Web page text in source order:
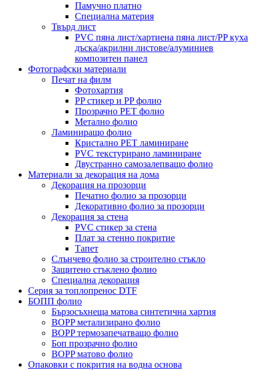
Памучно платно
Специална материя
Твърд лист
PVC пяна лист/хартиена пяна лист/PP куха
дъска/акрилни листове/алуминиев
композитен панел
Фотографски материали
Печат на филм
Фотохартия
PP стикер и PP фолио
Прозрачно PET фолио
Метално фолио
Ламиниращо фолио
Кристално PET ламиниране
PVC текстурирано ламиниране
Двустранно самозалепващо фолио
Материали за декорация на дома
Декорация на прозорци
Печатно фолио за прозорци
Декоративно фолио за прозорци
Декорация за стена
PVC стикер за стена
Плат за стенно покритие
Тапет
Слънчево фолио за строително стъкло
Защитено стъклено фолио
Специална декорация
Серия за топлопренос DTF
БОПП фолио
Бързосъхнеща матова синтетична хартия
BOPP метализирано фолио
BOPP термозапечатващо фолио
Боп прозрачно фолио
BOPP матово фолио
Опаковки с покрития на водна основа